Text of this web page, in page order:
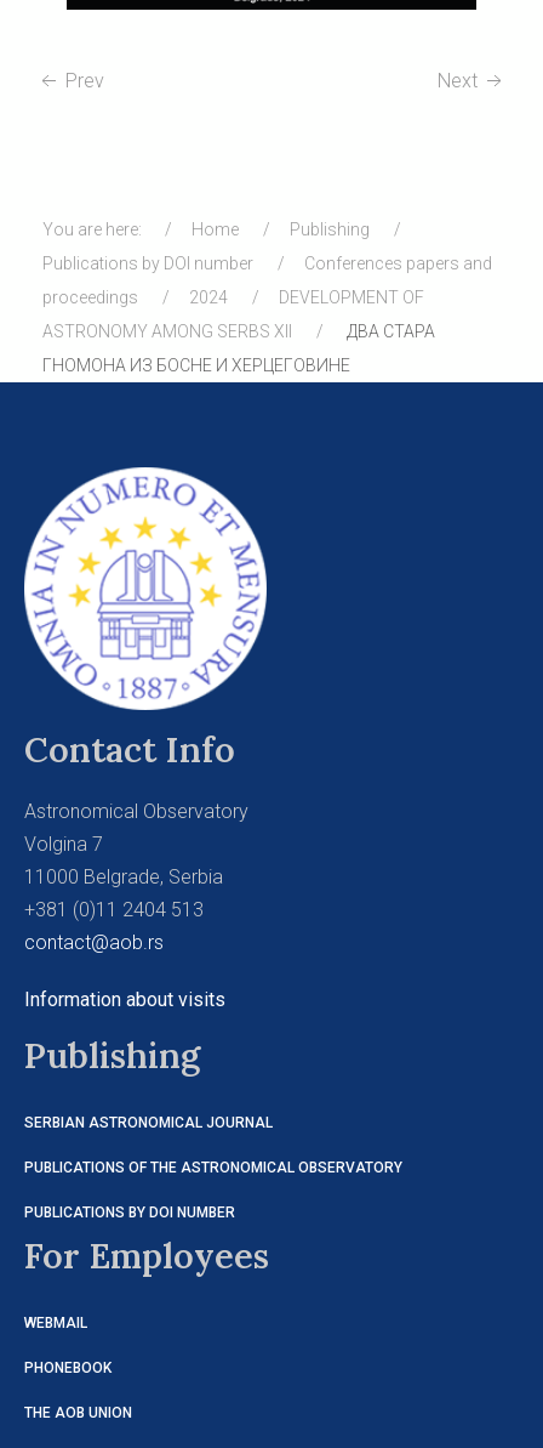
Prev Next
You are here: Home
Publishing
Publications by DOI number
Conferences papers and
proceedings
2024
DEVELOPMENT OF
ASTRONOMY AMONG SERBS XII
ДВА СТАРА
ГНОМОНА ИЗ БОСНЕ И ХЕРЦЕГОВИНЕ
Contact Info
Astronomical Observatory
Volgina 7
11000 Belgrade, Serbia
+381 (0)11 2404 513
contact@aob.rs
Information about visits
Publishing
SERBIAN ASTRONOMICAL JOURNAL
PUBLICATIONS OF THE ASTRONOMICAL OBSERVATORY
PUBLICATIONS BY DOI NUMBER
For Employees
WEBMAIL
PHONEBOOK
THE AOB UNION